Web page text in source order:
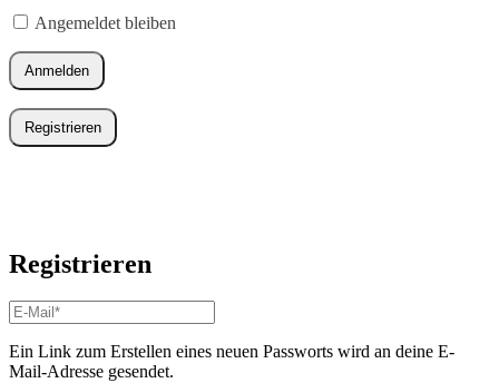
Angemeldet bleiben
Anmelden
Registrieren
Registrieren
E-
Mail-
Adresse*
Erforderlich
Ein Link zum Erstellen eines neuen Passworts wird an deine E-
Mail-Adresse gesendet.